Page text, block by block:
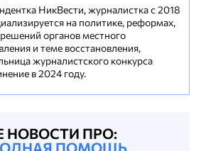
НикВести, журналистка с 2018
на политике, реформах,
органов местного
и теме восстановления,
журналистского конкурса
в 2024 году.
НОВОСТИ ПРО:
ПОМОЩЬ